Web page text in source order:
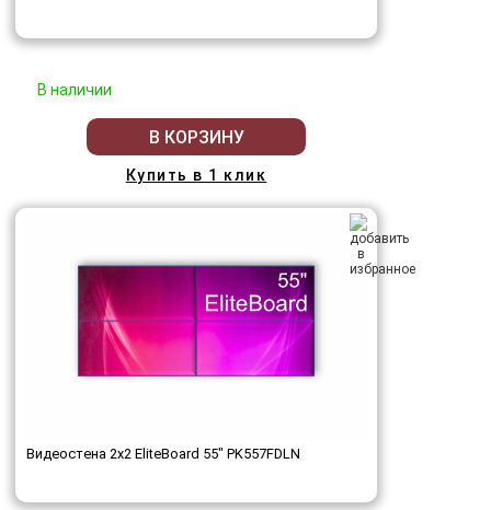
В наличии
В КОРЗИНУ
Купить в 1 клик
Видеостена 2x2 EliteBoard 55" PK557FDLN